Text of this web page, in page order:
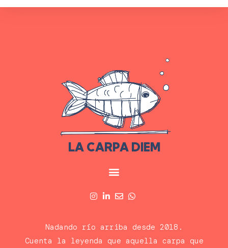
LA CARPA DIEM
Nadando río arriba desde 2018.
Cuenta la leyenda que aquella carpa que